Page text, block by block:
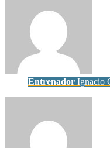
Entrenador Ignacio